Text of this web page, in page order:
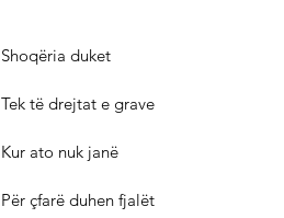
Shoqëria duket
Tek të drejtat e grave
Kur ato nuk janë
Për çfarë duhen fjalët